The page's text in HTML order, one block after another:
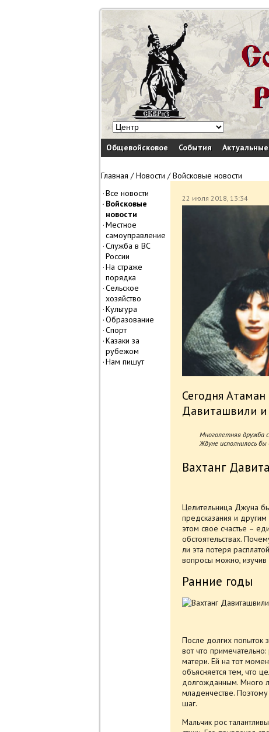
Общевойсковое События
Главная /Новости /Войсковые новости
Все новости
Войсковые
новости
Местное
самоуправление
Служба в ВС
России
На страже
порядка
Сельское
хозяйство
Культура
Образование
Спорт
Казаки за
рубежом
Нам пишут
22 июля 2018, 13:34
Сегодня
Давиташвили и
Многолетняя дружба
Ждуне исполнилось
Вахтанг
Целительница Джуна
предсказания и
этом свое счастье –
обстоятельствах.
ли эта потеря
вопросы можно,
Ранние годы
После долгих попыток
вот что
матери. Ей на тот
объясняется тем, что
долгожданным. Много
младенчестве.
шаг.
Мальчик рос